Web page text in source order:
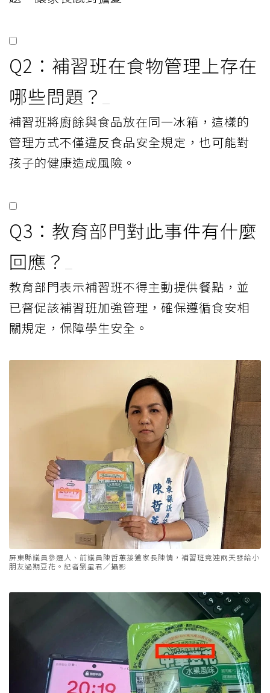
Q2：補習班在食物管理上存在
哪些問題？
補習班將廚餘與食品放在同一冰箱，這樣的
管理方式不僅違反食品安全規定，也可能對
孩子的健康造成風險。
Q3：教育部門對此事件有什麼
回應？
教育部門表示補習班不得主動提供餐點，並
已督促該補習班加強管理，確保遵循食安相
關規定，保障學生安全。
屏東縣議員參選人、前議員陳哲蕙接獲家長陳情，補習班竟連兩天發給小
朋友過期豆花。記者劉星君／攝影